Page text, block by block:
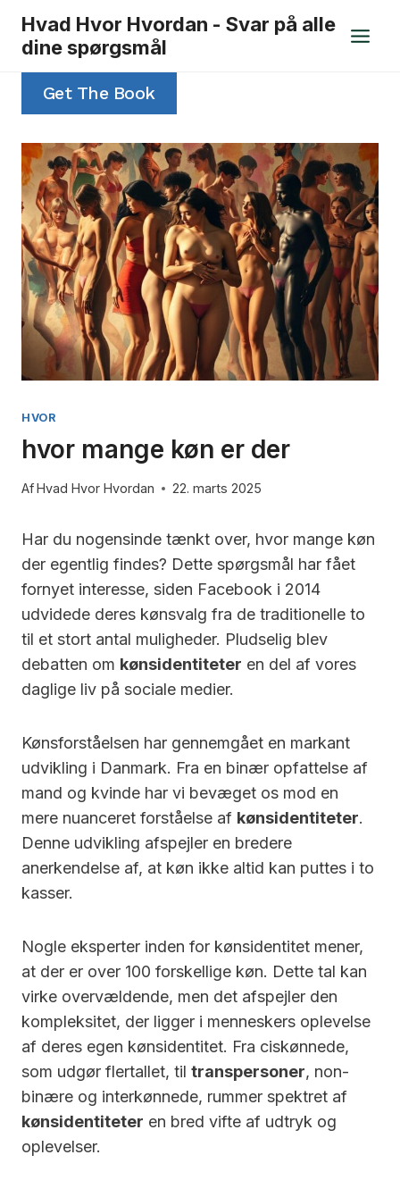
Hvad Hvor Hvordan - Svar på alle
dine spørgsmål
Get The Book
HVOR
hvor mange køn er der
AfHvad Hvor Hvordan 22. marts 2025
Har du nogensinde tænkt over, hvor mange køn
der egentlig findes? Dette spørgsmål har fået
fornyet interesse, siden Facebook i 2014
udvidede deres kønsvalg fra de traditionelle to
til et stort antal muligheder. Pludselig blev
debatten om kønsidentiteter en del af vores
daglige liv på sociale medier.
Kønsforståelsen har gennemgået en markant
udvikling i Danmark. Fra en binær opfattelse af
mand og kvinde har vi bevæget os mod en
mere nuanceret forståelse af kønsidentiteter.
Denne udvikling afspejler en bredere
anerkendelse af, at køn ikke altid kan puttes i to
kasser.
Nogle eksperter inden for kønsidentitet mener,
at der er over 100 forskellige køn. Dette tal kan
virke overvældende, men det afspejler den
kompleksitet, der ligger i menneskers oplevelse
af deres egen kønsidentitet. Fra ciskønnede,
som udgør flertallet, til transpersoner, non-
binære og interkønnede, rummer spektret af
kønsidentiteter en bred vifte af udtryk og
oplevelser.